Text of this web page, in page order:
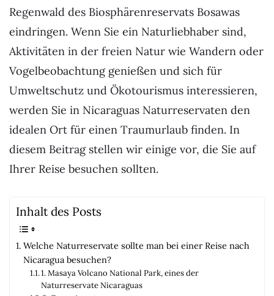
Regenwald des Biosphärenreservats Bosawas
eindringen. Wenn Sie ein Naturliebhaber sind,
Aktivitäten in der freien Natur wie Wandern oder
Vogelbeobachtung genießen und sich für
Umweltschutz und Ökotourismus interessieren,
werden Sie in Nicaraguas Naturreservaten den
idealen Ort für einen Traumurlaub finden. In
diesem Beitrag stellen wir einige vor, die Sie auf
Ihrer Reise besuchen sollten.
Inhalt des Posts
Welche Naturreservate sollte man bei einer Reise nach
Nicaragua besuchen?
1. Masaya Volcano National Park, eines der
Naturreservate Nicaraguas